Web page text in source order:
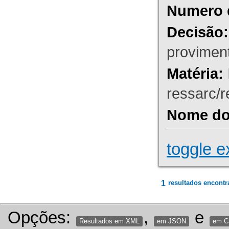
Numero
Decisão:
Matéria:
ressarc/
Nome
toggle
1 resultados
Opções: Resultados em XML , em JSON e em